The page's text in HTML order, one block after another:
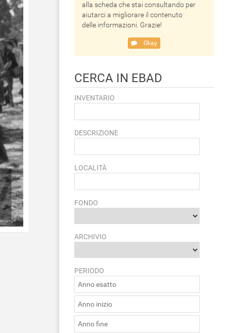
alla scheda che stai consultando per
aiutarci a migliorare il contenuto
delle informazioni. Grazie!
Okay
CERCA IN EBAD
INVENTARIO
DESCRIZIONE
LOCALITÀ
FONDO
ARCHIVIO
PERIODO